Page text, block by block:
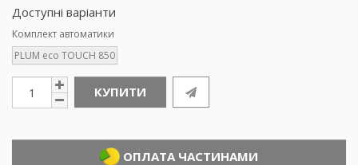
Доступні варіанти
Комплект автоматики
PLUM eco TOUCH 850
КУПИТИ
ОПЛАТА ЧАСТИНАМИ